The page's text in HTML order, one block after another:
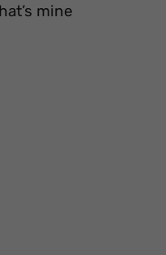
mine